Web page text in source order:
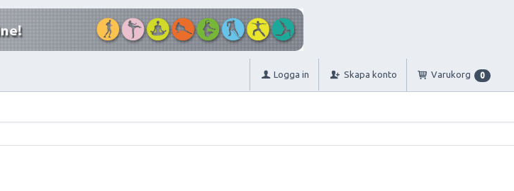
Logga in Skapa konto Varukorg 0